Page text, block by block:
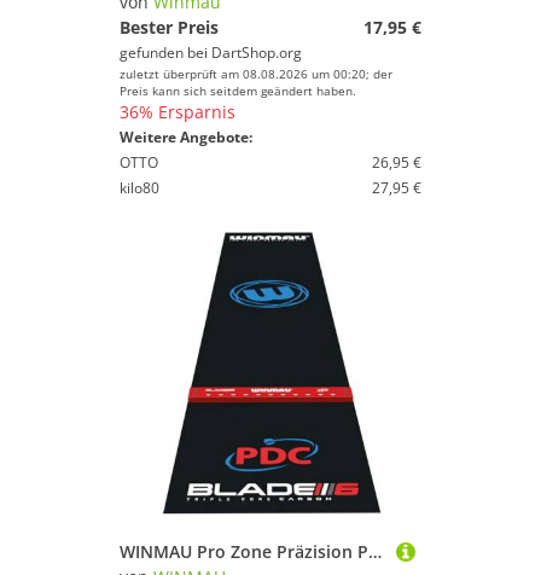
Bester Preis
17,95 €
gefunden bei DartShop.org
zuletzt überprüft am 08.08.2026 um 00:20; der
Preis kann sich seitdem geändert haben.
36% Ersparnis
Weitere Angebote:
OTTO
26,95 €
kilo80
27,95 €
WINMAU Pro Zone Präzision PVC Dartteppich mit Integrierter Erhöhung Abwurflinie/Oche Line - Volle Länge - Elegantes schwarzes Design Dartmatte - Professionelles Dartzubehör